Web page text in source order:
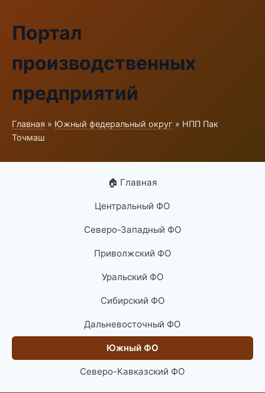
Портал
производственных
предприятий
Главная » Южный федеральный округ » НПП Пак
Точмаш
🏠 Главная
Центральный ФО
Северо-Западный ФО
Приволжский ФО
Уральский ФО
Сибирский ФО
Дальневосточный ФО
Южный ФО
Северо-Кавказский ФО